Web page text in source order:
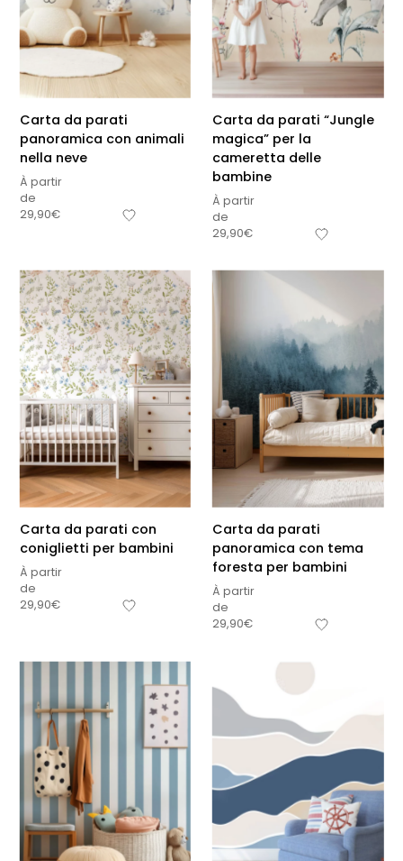
Carta da parati
panoramica con animali
nella neve
À partir
de
29,90€
Carta da parati “Jungle
magica” per la
cameretta delle
bambine
À partir
de
29,90€
Carta da parati con
coniglietti per bambini
À partir
de
29,90€
Carta da parati
panoramica con tema
foresta per bambini
À partir
de
29,90€